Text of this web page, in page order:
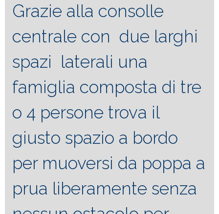
Grazie alla consolle
centrale con due larghi
spazi laterali una
famiglia composta di tre
o 4 persone trova il
giusto spazio a bordo
per muoversi da poppa a
prua liberamente senza